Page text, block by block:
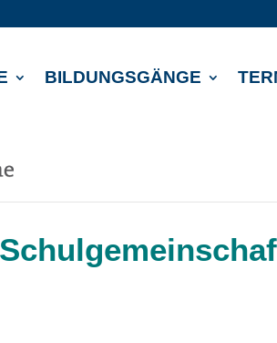
BILDUNGSGÄNGE